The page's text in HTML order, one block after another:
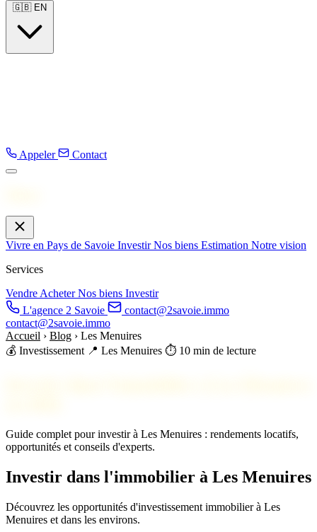
🇬🇧 EN
Appeler Contact
Vivre en Pays de Savoie InvestirNos biens Estimation Notre vision
Services
VendreAcheterNos biens Investir
L'agence 2 Savoie
contact@2savoie.immo
contact@2savoie.immo
Accueil › Blog › Les Menuires
💰 Investissement 📍 Les Menuires ⏱️ 10 min de lecture
Guide complet pour investir à Les Menuires : rendements locatifs,
opportunités et conseils d'experts.
Investir dans l'immobilier à Les Menuires
Découvrez les opportunités d'investissement immobilier à Les
Menuires et dans les environs.